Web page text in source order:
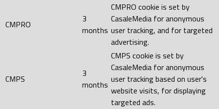
CMPRO
3
months
CMPRO cookie is set by
CasaleMedia for anonymous
user tracking, and for targeted
advertising.
CMPS
3
months
CMPS cookie is set by
CasaleMedia for anonymous
user tracking based on user's
website visits, for displaying
targeted ads.